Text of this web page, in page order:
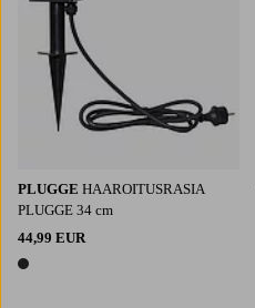
PLUGGE HAAROITUSRASIA
PLUGGE 34 cm
44,99 EUR
1 väri